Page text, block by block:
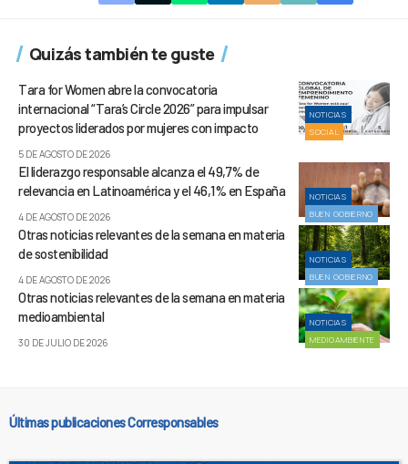
Quizás también te guste
NOTICIAS
SOCIAL
Tara for Women abre la convocatoria
internacional “Tara’s Circle 2026” para impulsar
proyectos liderados por mujeres con impacto
5 DE AGOSTO DE 2026
NOTICIAS
BUEN GOBIERNO
El liderazgo responsable alcanza el 49,7% de
relevancia en Latinoamérica y el 46,1% en España
4 DE AGOSTO DE 2026
NOTICIAS
BUEN GOBIERNO
Otras noticias relevantes de la semana en materia
de sostenibilidad
4 DE AGOSTO DE 2026
NOTICIAS
MEDIOAMBIENTE
Otras noticias relevantes de la semana en materia
medioambiental
30 DE JULIO DE 2026
Últimas publicaciones Corresponsables